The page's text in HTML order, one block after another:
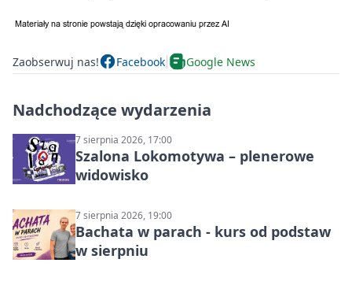
Zaobserwuj nas! Facebook Google News
Nadchodzące wydarzenia
7 sierpnia 2026, 17:00
Szalona Lokomotywa – plenerowe
widowisko
7 sierpnia 2026, 19:00
Bachata w parach - kurs od podstaw
w sierpniu